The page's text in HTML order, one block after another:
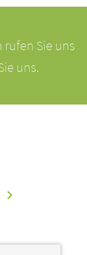
rufen Sie uns
uns.